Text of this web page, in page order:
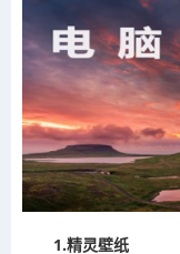
1.精灵壁纸